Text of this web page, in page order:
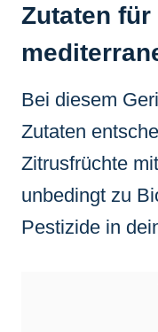
Zutaten
Bei diesem
Zutaten
Zitrusfrüchte
unbedingt zu
Pestizide in